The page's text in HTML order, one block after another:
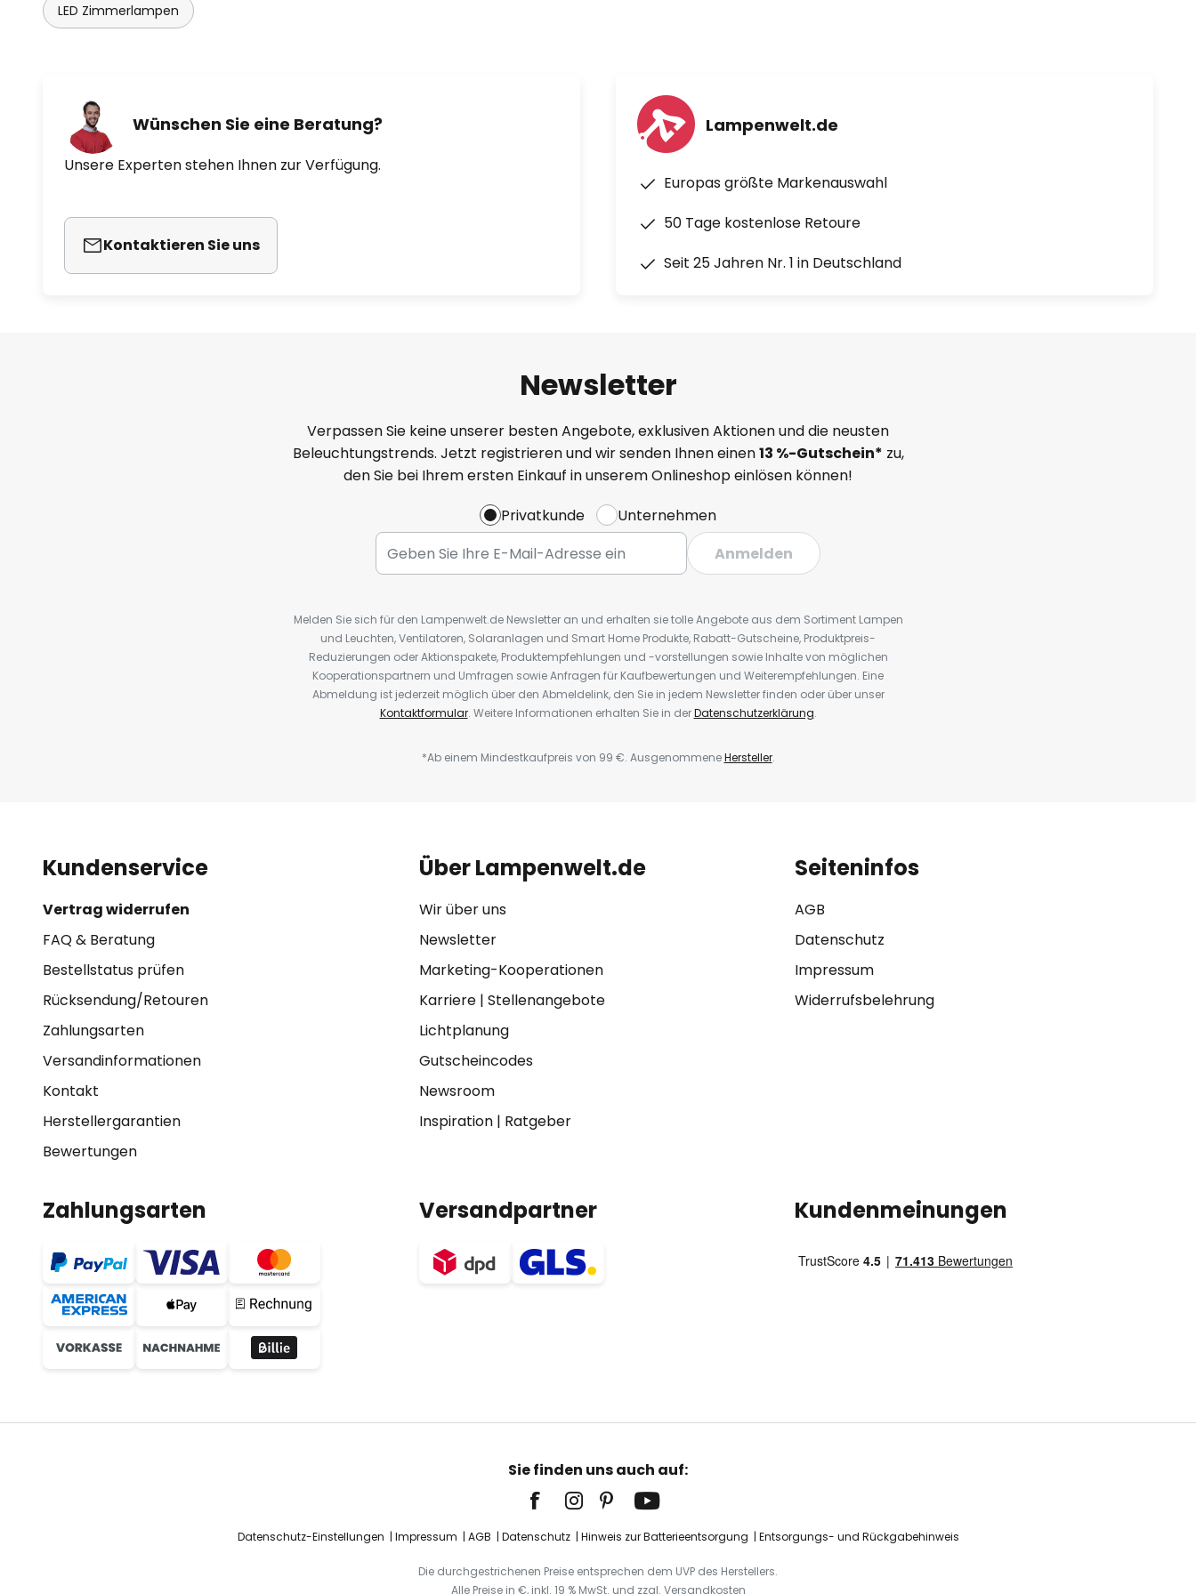
LED Zimmerlampen
Wünschen Sie eine Beratung?
Unsere Experten stehen Ihnen zur Verfügung.
Kontaktieren Sie uns
Lampenwelt.de
Europas größte Markenauswahl
50 Tage kostenlose Retoure
Seit 25 Jahren Nr. 1 in Deutschland
Newsletter
Verpassen Sie keine unserer besten Angebote, exklusiven Aktionen und die neusten
Beleuchtungstrends. Jetzt registrieren und wir senden Ihnen einen13 %-Gutschein* zu,
den Sie bei Ihrem ersten Einkauf in unserem Onlineshop einlösen können!
Privatkunde
Unternehmen
Anmelden
Melden Sie sich für den Lampenwelt.de Newsletter an und erhalten sie tolle Angebote aus dem Sortiment Lampen
und Leuchten, Ventilatoren, Solaranlagen und Smart Home Produkte, Rabatt-Gutscheine, Produktpreis-
Reduzierungen oder Aktionspakete, Produktempfehlungen und -vorstellungen sowie Inhalte von möglichen
Kooperationspartnern und Umfragen sowie Anfragen für Kaufbewertungen und Weiterempfehlungen. Eine
Abmeldung ist jederzeit möglich über den Abmeldelink, den Sie in jedem Newsletter finden oder über unser
Kontaktformular. Weitere Informationen erhalten Sie in derDatenschutzerklärung.
*Ab einem Mindestkaufpreis von 99 €. AusgenommeneHersteller.
Kundenservice
Vertrag widerrufen
FAQ & Beratung
Bestellstatus prüfen
Rücksendung/Retouren
Zahlungsarten
Versandinformationen
Kontakt
Herstellergarantien
Bewertungen
Über Lampenwelt.de
Wir über uns
Newsletter
Marketing-Kooperationen
Karriere| Stellenangebote
Lichtplanung
Gutscheincodes
Newsroom
Inspiration| Ratgeber
Seiteninfos
AGB
Datenschutz
Impressum
Widerrufsbelehrung
Zahlungsarten Versandpartner Kundenmeinungen
Sie finden uns auch auf:
Datenschutz-Einstellungen Impressum AGB Datenschutz Hinweis zur Batterieentsorgung Entsorgungs- und Rückgabehinweis
Die durchgestrichenen Preise entsprechen dem UVP des Herstellers.
Alle Preise in €, inkl. 19 % MwSt. und zzgl. Versandkosten